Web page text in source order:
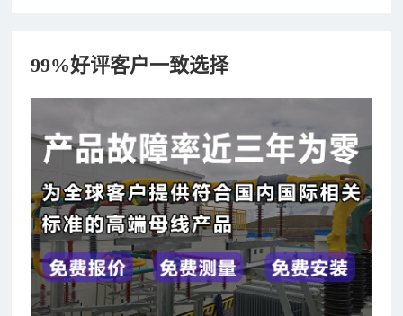
99%好评客户一致选择
182xxxx4350 秦女士 咨询了报价 7分钟前
156xxxx3534 郭先生 咨询了报价7分钟前
192xxxx2920 周先生 咨询了报价10分钟前
189xxxx6562 王先生 咨询了报价1秒前
190xxxx3508 徐女士 咨询了报价5秒前
135xxxx6654 张先生 咨询了报价